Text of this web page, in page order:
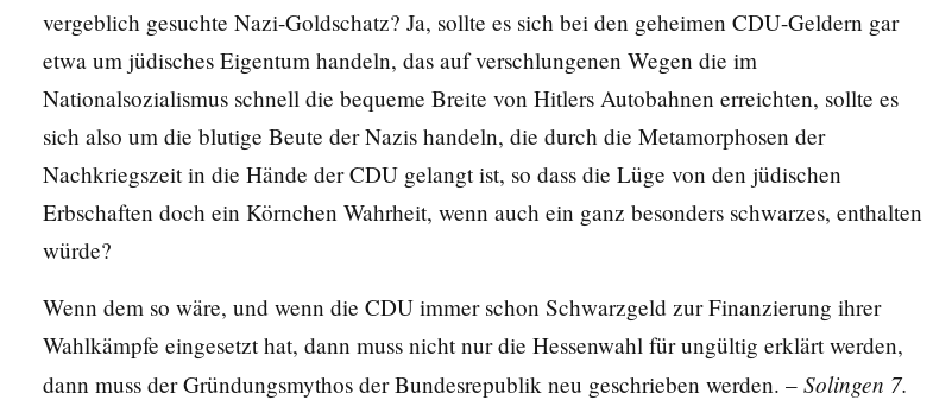
vergeblich gesuchte Nazi-Goldschatz? Ja, sollte es sich bei den geheimen CDU-Geldern gar
etwa um jüdisches Eigentum handeln, das auf verschlungenen Wegen die im
Nationalsozialismus schnell die bequeme Breite von Hitlers Autobahnen erreichten, sollte es
sich also um die blutige Beute der Nazis handeln, die durch die Metamorphosen der
Nachkriegszeit in die Hände der CDU gelangt ist, so dass die Lüge von den jüdischen
Erbschaften doch ein Körnchen Wahrheit, wenn auch ein ganz besonders schwarzes, enthalten
würde?
Wenn dem so wäre, und wenn die CDU immer schon Schwarzgeld zur Finanzierung ihrer
Wahlkämpfe eingesetzt hat, dann muss nicht nur die Hessenwahl für ungültig erklärt werden,
dann muss der Gründungsmythos der Bundesrepublik neu geschrieben werden. – Solingen 7.